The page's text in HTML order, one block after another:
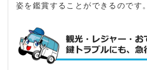
姿を鑑賞することができるのです。